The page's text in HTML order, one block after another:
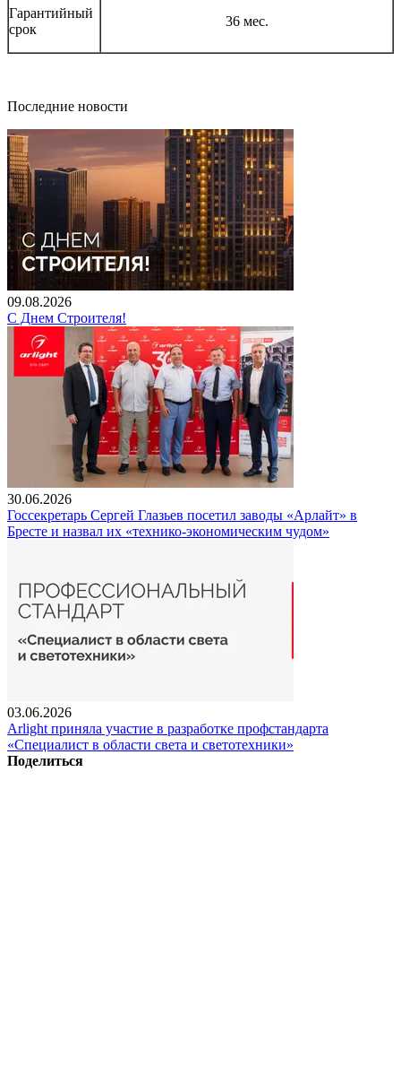
Гарантийный
срок
36 мес.
Последние новости
09.08.2026
С Днем Строителя!
30.06.2026
Госсекретарь Сергей Глазьев посетил заводы «Арлайт» в
Бресте и назвал их «технико-экономическим чудом»
03.06.2026
Arlight приняла участие в разработке профстандарта
«Специалист в области света и светотехники»
Поделиться